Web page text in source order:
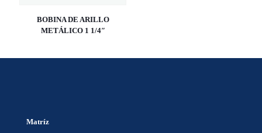
BOBINA DE ARILLO
METÁLICO 1 1/4″
Matríz